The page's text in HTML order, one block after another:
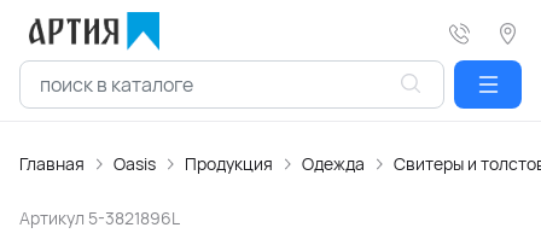
Главная Oasis Продукция Одежда Свитеры и
Артикул 5-3821896L